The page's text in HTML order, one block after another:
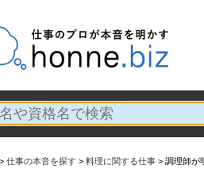
仕事の本音を探す 料理に関する仕事 調理師が